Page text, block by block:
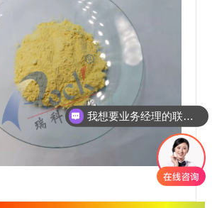
我想要业务经理的联系方式